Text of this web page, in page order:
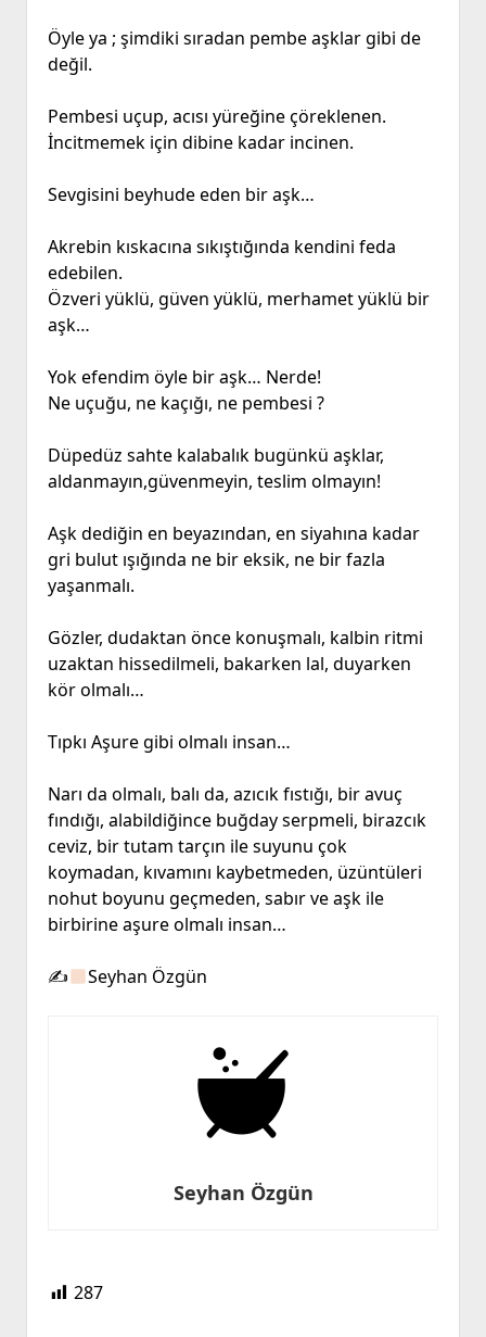
Öyle ya ; şimdiki sıradan pembe aşklar gibi de
değil.
Pembesi uçup, acısı yüreğine çöreklenen.
İncitmemek için dibine kadar incinen.
Sevgisini beyhude eden bir aşk…
Akrebin kıskacına sıkıştığında kendini feda
edebilen.
Özveri yüklü, güven yüklü, merhamet yüklü bir
aşk…
Yok efendim öyle bir aşk… Nerde!
Ne uçuğu, ne kaçığı, ne pembesi ?
Düpedüz sahte kalabalık bugünkü aşklar,
aldanmayın,güvenmeyin, teslim olmayın!
Aşk dediğin en beyazından, en siyahına kadar
gri bulut ışığında ne bir eksik, ne bir fazla
yaşanmalı.
Gözler, dudaktan önce konuşmalı, kalbin ritmi
uzaktan hissedilmeli, bakarken lal, duyarken
kör olmalı…
Tıpkı Aşure gibi olmalı insan…
Narı da olmalı, balı da, azıcık fıstığı, bir avuç
fındığı, alabildiğince buğday serpmeli, birazcık
ceviz, bir tutam tarçın ile suyunu çok
koymadan, kıvamını kaybetmeden, üzüntüleri
nohut boyunu geçmeden, sabır ve aşk ile
birbirine aşure olmalı insan…
✍ Seyhan Özgün
Seyhan Özgün
287